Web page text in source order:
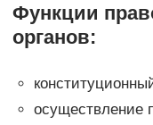
Функции
органов:
осуществление